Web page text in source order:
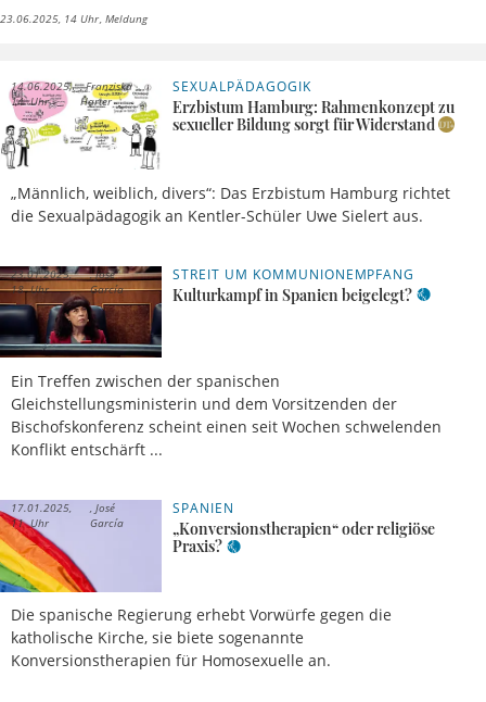
23.06.2025, 14 Uhr Meldung
SEXUALPÄDAGOGIK
Erzbistum Hamburg: Rahmenkonzept zu
sexueller Bildung sorgt für Widerstand
„Männlich, weiblich, divers“: Das Erzbistum Hamburg richtet
die Sexualpädagogik an Kentler-Schüler Uwe Sielert aus.
14.06.2025,
14 Uhr
Franziska
Harter
STREIT UM KOMMUNIONEMPFANG
Kulturkampf in Spanien beigelegt?
Ein Treffen zwischen der spanischen
Gleichstellungsministerin und dem Vorsitzenden der
Bischofskonferenz scheint einen seit Wochen schwelenden
Konflikt entschärft ...
23.01.2025,
18 Uhr
José
García
SPANIEN
„Konversionstherapien“ oder religiöse
Praxis?
Die spanische Regierung erhebt Vorwürfe gegen die
katholische Kirche, sie biete sogenannte
Konversionstherapien für Homosexuelle an.
17.01.2025,
11 Uhr
José
García